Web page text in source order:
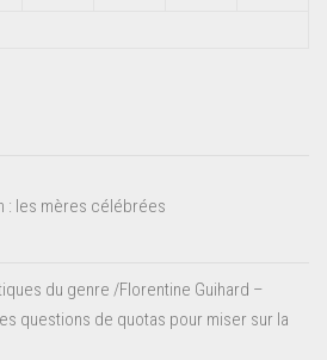
: les mères célébrées
du genre /Florentine Guihard –
questions de quotas pour miser sur la